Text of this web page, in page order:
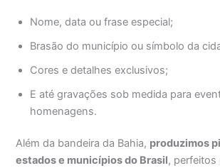
Nome, data ou frase especial;
Brasão do município ou símbolo da
Cores e detalhes exclusivos;
E até gravações sob medida para
homenagens.
Além da bandeira da Bahia, produzimos
estados e municípios do Brasil, perfeitos